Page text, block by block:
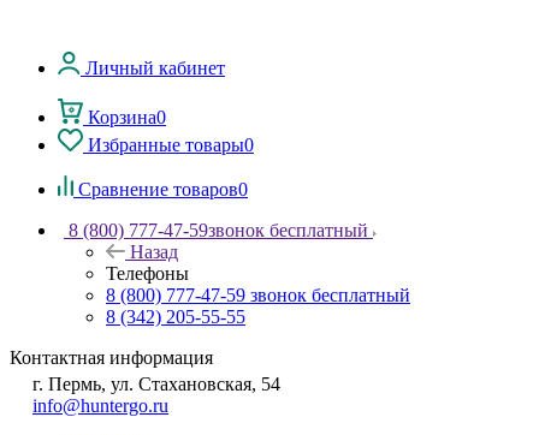
Личный кабинет
Корзина0
Избранные товары0
Сравнение товаров0
8 (800) 777-47-59звонок бесплатный
Назад
Телефоны
8 (800) 777-47-59 звонок бесплатный
8 (342) 205-55-55
Контактная информация
г. Пермь, ул. Стахановская, 54
info@huntergo.ru